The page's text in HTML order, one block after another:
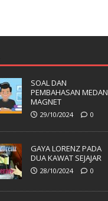
SOAL DAN
PEMBAHASAN MEDAN
MAGNET
29/10/2024 0
GAYA LORENZ PADA
DUA KAWAT SEJAJAR
28/10/2024 0